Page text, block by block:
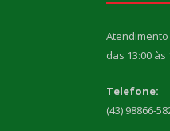
Atendimento
das 13:00 às
Telefone:
(43) 98866-